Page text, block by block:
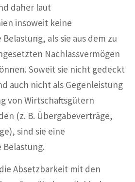
daher laut
insoweit keine
als sie aus dem zu
Nachlassvermögen
Soweit sie nicht gedeckt
auch nicht als Gegenleistung
von Wirtschaftsgütern
(z. B. Übergabeverträge,
sind sie eine
Absetzbarkeit mit den